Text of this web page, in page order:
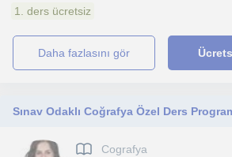
1. ders ücretsiz
daha fazlasını gör
Sınav Odaklı Coğrafya Özel Ders
Cografya